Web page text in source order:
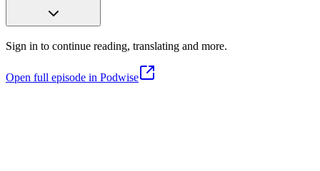
Sign in to continue reading, translating and more.
Open full episode in Podwise